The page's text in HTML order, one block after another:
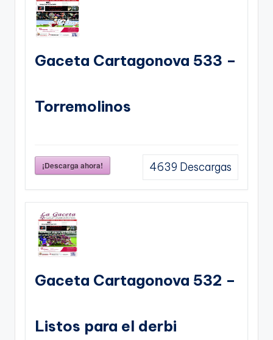
Gaceta Cartagonova 533 –
Torremolinos
¡Descarga ahora! 4639 Descargas
Gaceta Cartagonova 532 –
Listos para el derbi